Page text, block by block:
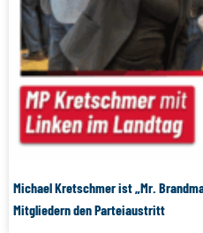
Michael Kretschmer ist „Mr.
Mitgliedern den Parteiaustritt